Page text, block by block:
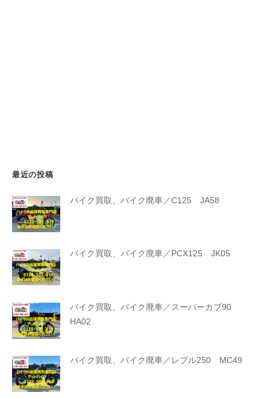
最近の投稿
バイク買取、バイク廃車／C125 JA58
バイク買取、バイク廃車／PCX125 JK05
バイク買取、バイク廃車／スーパーカブ90
HA02
バイク買取、バイク廃車／レブル250 MC49